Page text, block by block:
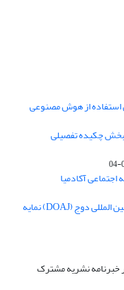
از هوش مصنوعی
چکیده تفصیلی
آکادمیا
فصلنامه علمی "علوم و فنون نظامی" در پایگاه بین المللی دوج (DOAJ) نمایه
خبرنامه نشریه مشترک